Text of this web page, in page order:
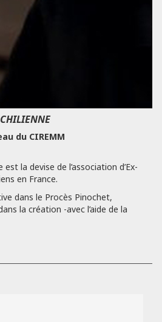
du CIREMM
la devise de l’association d’Ex-
en France.
dans le Procès Pinochet,
la création -avec l’aide de la